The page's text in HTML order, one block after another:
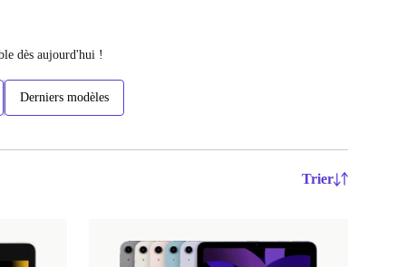
dès aujourd'hui !
Derniers modèles
Trier